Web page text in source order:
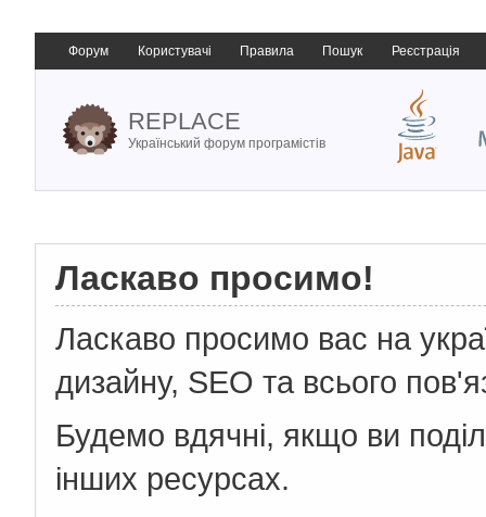
Форум Користувачі Правила Пошук Реєстрація
REPLACE
Український форум програмістів
Ласкаво просимо!
Ласкаво просимо вас на
дизайну, SEO та всього
Будемо вдячні, якщо ви
інших ресурсах.